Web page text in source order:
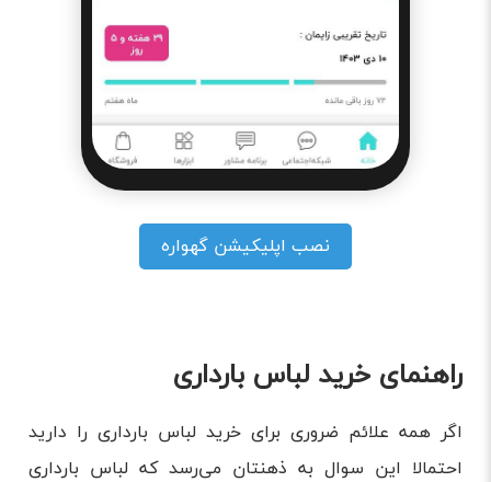
نصب اپلیکیشن گهواره
راهنمای خرید لباس بارداری
اگر همه علائم ضروری برای خرید لباس بارداری را دارید
احتمالا این سوال به ذهنتان می‌رسد که لباس بارداری